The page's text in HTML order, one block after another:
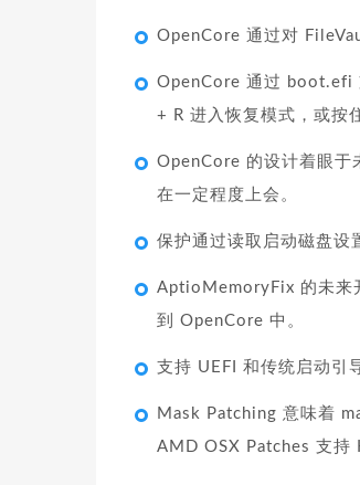
OpenCore 通过对
OpenCore 通过 boot.efi
+ R 进入恢复模式，或按
OpenCore 的设计着眼于
在一定程度上会。
保护通过读取启动磁盘设
AptioMemoryFix 的未来
到 OpenCore 中。
支持 UEFI 和传统启动引
Mask Patching 意味着
AMD OSX Patches 支持